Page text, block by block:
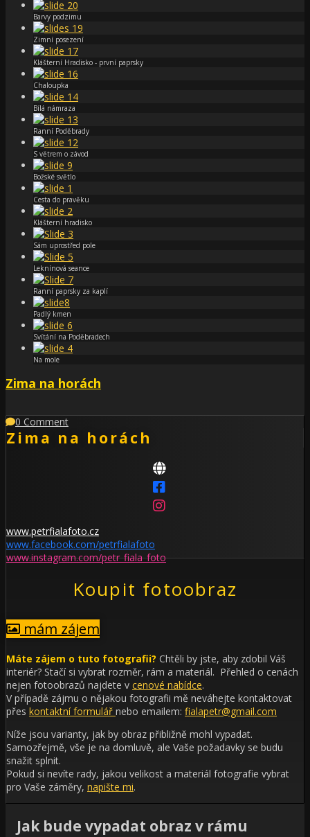
Barvy podzimu
Zimní posezení
Klášterní Hradisko - první paprsky
Chaloupka
Bílá námraza
Ranní Poděbrady
S větrem o závod
Božské světlo
Cesta do pravěku
Klášterní hradisko
Sám uprostřed pole
Leknínová seance
Ranní paprsky za kaplí
Padlý kmen
Svítání na Poděbradech
Na mole
Zima na horách
0 Comment
Zima na horách
www.petrfialafoto.cz
www.facebook.com/petrfialafoto
www.instagram.com/petr_fiala_foto
Koupit fotoobraz
mám zájem
Máte zájem o tuto fotografii? Chtěli by jste, aby zdobil Váš
interiér? Stačí si vybrat rozměr, rám a materiál. Přehled o cenách
nejen fotoobrazů najdete v cenové nabídce.
V případě zájmu o nějakou fotografii mě neváhejte kontaktovat
přes kontaktní formulář nebo emailem: fialapetr@gmail.com
Níže jsou varianty, jak by obraz přibližně mohl vypadat.
Samozřejmě, vše je na domluvě, ale Vaše požadavky se budu
snažit splnit.
Pokud si nevíte rady, jakou velikost a materiál fotografie vybrat
pro Vaše záměry, napište mi.
Jak bude vypadat obraz v rámu